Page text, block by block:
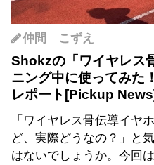
仲間 こずえ
Shokzの「ワイヤレス
ニング中に使ってみた
レポート
「ワイヤレス骨伝導イヤ
ど、実際どうなの？」と
はないでしょうか。今回